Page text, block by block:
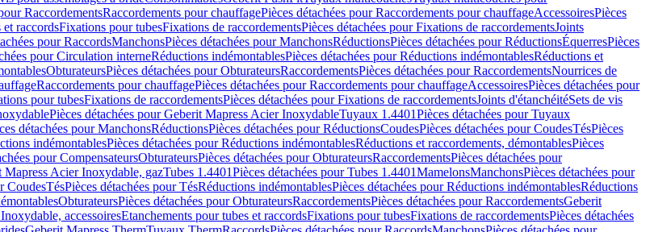
RaccordementsRaccordements pour chauffagePièces détachées pour Raccordements pour chauffageAccessoiresPièces
et raccordsFixations pour tubesFixations de raccordementsPièces détachées pour Fixations de raccordementsJoints
pour RaccordsManchonsPièces détachées pour ManchonsRéductionsPièces détachées pour RéductionsÉquerresPièces
pour Circulation interneRéductions indémontablesPièces détachées pour Réductions indémontablesRéductions et
ObturateursPièces détachées pour ObturateursRaccordementsPièces détachées pour RaccordementsNourrices de
Raccordements pour chauffagePièces détachées pour Raccordements pour chauffageAccessoiresPièces détachées pour
pour tubesFixations de raccordementsPièces détachées pour Fixations de raccordementsJoints d'étanchéitéSets de vis
Pièces détachées pour Geberit Mapress Acier InoxydableTuyaux 1.4401Pièces détachées pour Tuyaux
détachées pour ManchonsRéductionsPièces détachées pour RéductionsCoudesPièces détachées pour CoudesTésPièces
indémontablesPièces détachées pour Réductions indémontablesRéductions et raccordements, démontablesPièces
pour CompensateursObturateursPièces détachées pour ObturateursRaccordementsPièces détachées pour
Mapress Acier Inoxydable, gazTubes 1.4401Pièces détachées pour Tubes 1.4401MamelonsManchonsPièces détachées pour
CoudesTésPièces détachées pour TésRéductions indémontablesPièces détachées pour Réductions indémontablesRéductions
ObturateursPièces détachées pour ObturateursRaccordementsPièces détachées pour RaccordementsGeberit
accessoiresEtanchements pour tubes et raccordsFixations pour tubesFixations de raccordementsPièces détachées